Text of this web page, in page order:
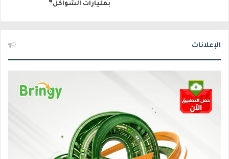
بمليارات الشواكل”
الإعلانات